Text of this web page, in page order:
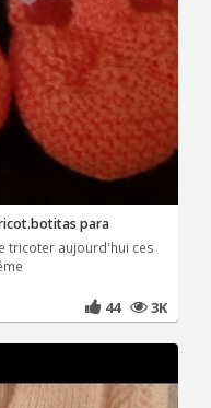
para
tricoter aujourd'hui ces
44 3K